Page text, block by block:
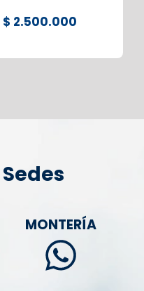
$ 2.500.000
Sedes
MONTERÍA